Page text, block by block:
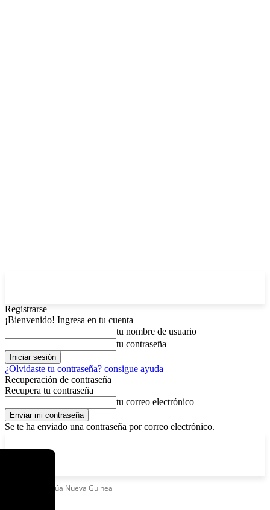
Registrarse
¡Bienvenido! Ingresa en tu cuenta
tu nombre de usuario
tu contraseña
¿Olvidaste tu contraseña? consigue ayuda
Recuperación de contraseña
Recupera tu contraseña
tu correo electrónico
Se te ha enviado una contraseña por correo electrónico.
Papúa Nueva Guinea